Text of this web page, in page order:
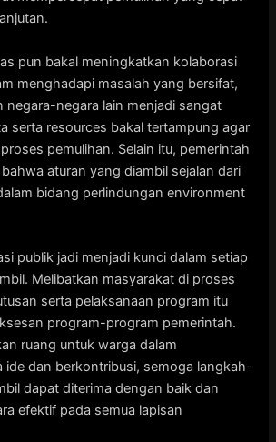
pun bakal meningkatkan kolaborasi
menghadapi masalah yang bersifat,
negara-negara lain menjadi sangat
serta resources bakal tertampung agar
pemulihan. Selain itu, pemerintah
aturan yang diambil sejalan dari
bidang perlindungan environment
publik jadi menjadi kunci dalam setiap
Melibatkan masyarakat di proses
serta pelaksanaan program itu
program-program pemerintah.
ruang untuk warga dalam
ide dan berkontribusi, semoga langkah-
dapat diterima dengan baik dan
efektif pada semua lapisan